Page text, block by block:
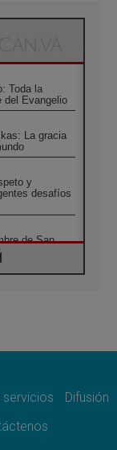
Toda la
del Evangelio
La gracia
y
desafíos
de San
durante la
servicios
Difusión